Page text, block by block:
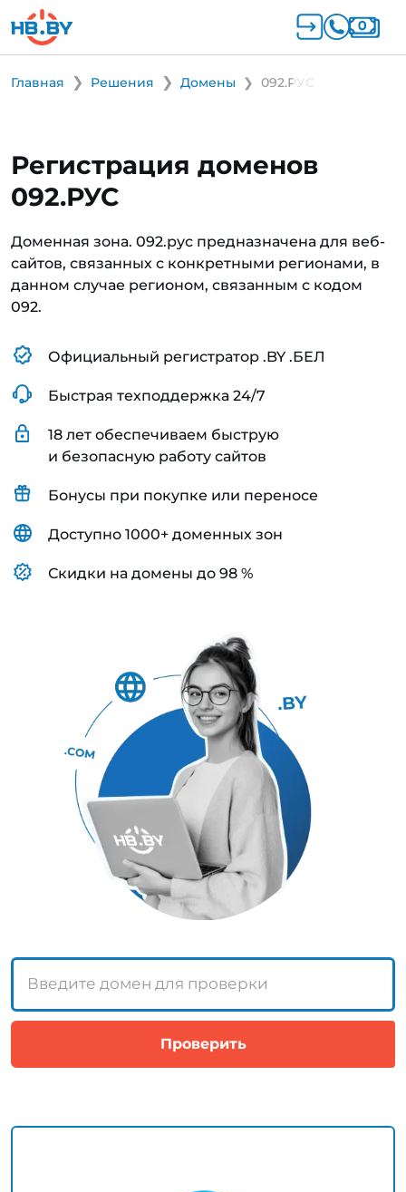
Главная Решения Домены 092.РУС
Регистрация доменов
092.РУС
Доменная зона. 092.рус предназначена для веб-
сайтов, связанных с конкретными регионами, в
данном случае регионом, связанным с кодом
092.
Официальный регистратор .BY .БЕЛ
Быстрая техподдержка 24/7
18 лет обеспечиваем быструю
и безопасную работу сайтов
Бонусы при покупке или переносе
Доступно 1000+ доменных зон
Скидки на домены до 98 %